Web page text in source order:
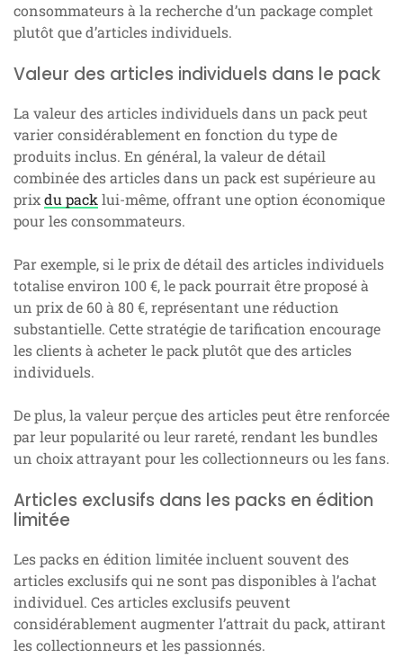
consommateurs à la recherche d’un package complet
plutôt que d’articles individuels.
Valeur des articles individuels dans le pack
La valeur des articles individuels dans un pack peut
varier considérablement en fonction du type de
produits inclus. En général, la valeur de détail
combinée des articles dans un pack est supérieure au
prixdu pack lui-même, offrant une option économique
pour les consommateurs.
Par exemple, si le prix de détail des articles individuels
totalise environ 100 €, le pack pourrait être proposé à
un prix de 60 à 80 €, représentant une réduction
substantielle. Cette stratégie de tarification encourage
les clients à acheter le pack plutôt que des articles
individuels.
De plus, la valeur perçue des articles peut être renforcée
par leur popularité ou leur rareté, rendant les bundles
un choix attrayant pour les collectionneurs ou les fans.
Articles exclusifs dans les packs en édition
limitée
Les packs en édition limitée incluent souvent des
articles exclusifs qui ne sont pas disponibles à l’achat
individuel. Ces articles exclusifs peuvent
considérablement augmenter l’attrait du pack, attirant
les collectionneurs et les passionnés.